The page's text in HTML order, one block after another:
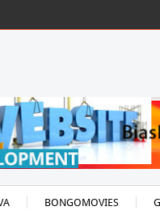
BONGOMOVIES